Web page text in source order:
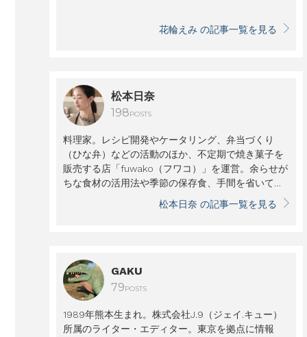
花輪えみ の記事一覧を見る
松本日奈
198POSTS
料理家。レシピ開発やケータリング、弁当づくり
（ひな弁）などの活動のほか、不定期で焼き菓子を
販売する店「fuwako（フワコ）」を運営。余らせが
ちな食材の活用法や季節の保存食、手間を省いてつ
くりやすいレシピが人気を集めている。
松本日奈 の記事一覧を見る
GAKU
79POSTS
1989年熊本生まれ。株式会社J.9（ジェイ.キュー）
所属のライター・エディター。東京を拠点に情報